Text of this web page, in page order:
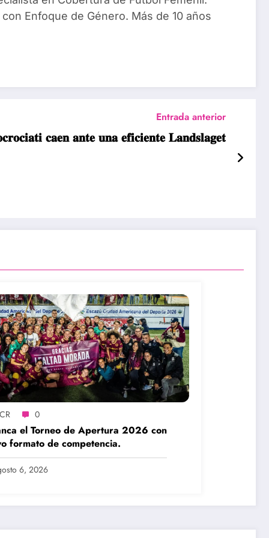
Enfoque de Género. Más de 10 años
Entrada anterior
𝐜𝐚𝐞𝐧 𝐚𝐧𝐭𝐞 𝐮𝐧𝐚 𝐞𝐟𝐢𝐜𝐢𝐞𝐧𝐭𝐞 𝐋𝐚𝐧𝐝𝐬𝐥𝐚𝐠𝐞𝐭
0
el Torneo de Apertura 2026 con
formato de competencia.
6, 2026